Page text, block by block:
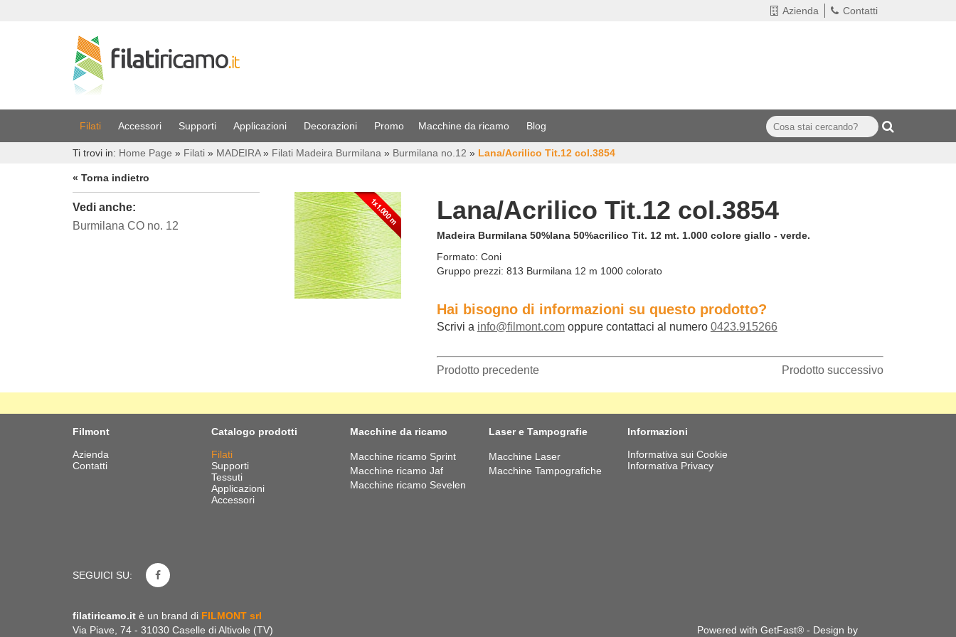
Azienda Contatti
Filati Accessori Supporti Applicazioni Decorazioni Promo Macchine da ricamo Blog
Ti trovi in: Home Page » Filati » MADEIRA » Filati Madeira Burmilana » Burmilana no.12 » Lana/Acrilico Tit.12 col.3854
« Torna indietro
Vedi anche:
Burmilana CO no. 12
Lana/Acrilico Tit.12 col.3854
Madeira Burmilana 50%lana 50%acrilico Tit. 12 mt. 1.000 colore giallo - verde.
Formato: Coni
Gruppo prezzi: 813 Burmilana 12 m 1000 colorato
Hai bisogno di informazioni su questo prodotto?
Scrivi a info@filmont.comoppure contattaci al numero 0423.915266
Prodotto precedente Prodotto successivo
Filmont
Azienda
Contatti
Catalogo prodotti
Filati
Supporti
Tessuti
Applicazioni
Accessori
Macchine da ricamo
Macchine ricamo Sprint
Macchine ricamo Jaf
Macchine ricamo Sevelen
Laser e Tampografie
Macchine Laser
Macchine Tampografiche
Informazioni
Informativa sui Cookie
Informativa Privacy
SEGUICI SU:
filatiricamo.it è un brand di FILMONT srl
Via Piave, 74 - 31030 Caselle di Altivole (TV)
Powered with GetFast® - Design by